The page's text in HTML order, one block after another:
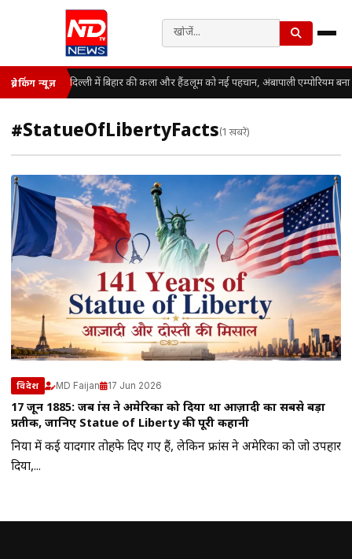
ब्रेकिंग न्यूज़ दिल्ली में बिहार की कला और हैंडलूम को नई पहचान, अंबापाली एम्पोरियम
#StatueOfLibertyFacts(1 खबरें)
विदेश MD Faijan 17 Jun 2026
17 जून 1885: जब फ्रांस ने अमेरिका को दिया था आज़ादी का सबसे बड़ा
प्रतीक, जानिए Statue of Liberty की पूरी कहानी
दुनिया में कई यादगार तोहफे दिए गए हैं, लेकिन फ्रांस ने अमेरिका को जो उपहार
दिया,...